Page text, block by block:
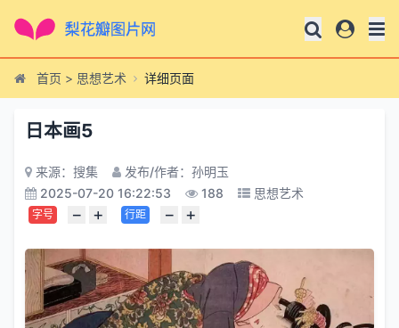
首页 > 思想艺术 详细页面
日本画5
来源：搜集
发布/作者：孙明玉
2025-07-20 16:22:53
188 思想艺术
字号 − + 行距 − +